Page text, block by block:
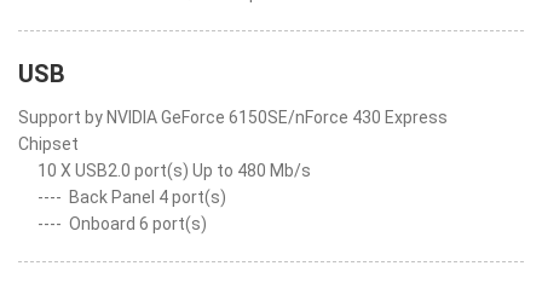
USB
Support by NVIDIA GeForce 6150SE/nForce 430 Express
Chipset
10 X USB2.0 port(s) Up to 480 Mb/s
---- Back Panel 4 port(s)
---- Onboard 6 port(s)